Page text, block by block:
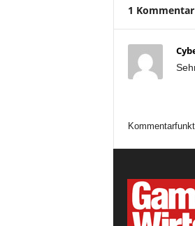
1 Kommentar